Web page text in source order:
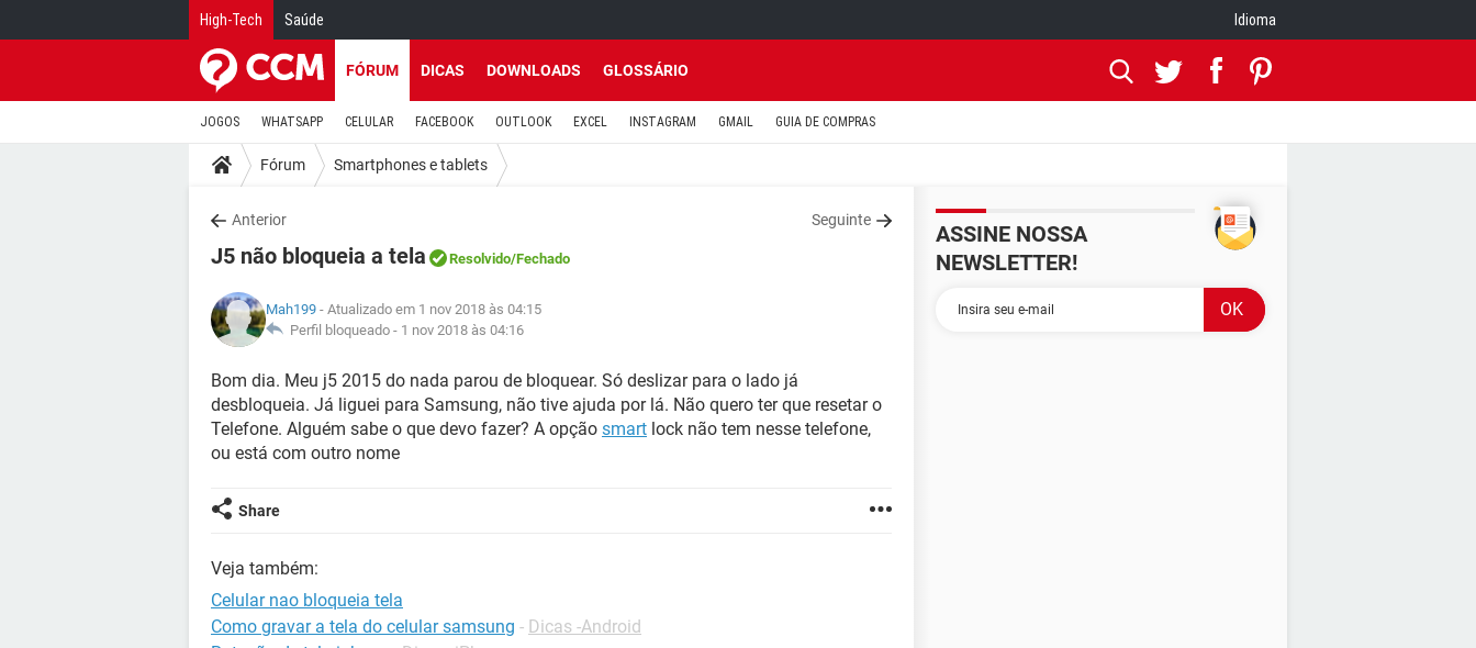
High-Tech Saúde Idioma
FÓRUM DICAS DOWNLOADS GLOSSÁRIO
JOGOS WHATSAPP CELULAR FACEBOOK OUTLOOK EXCEL INSTAGRAM GMAIL GUIA DE COMPRAS
Fórum Smartphones e tablets
Anterior Seguinte
J5 não bloqueia a tela Resolvido/Fechado
Mah199 - Atualizado em 1 nov 2018 às 04:15
Perfil bloqueado - 1 nov 2018 às 04:16
Bom dia. Meu j5 2015 do nada parou de bloquear. Só deslizar para o lado já
desbloqueia. Já liguei para Samsung, não tive ajuda por lá. Não quero ter que resetar o
Telefone. Alguém sabe o que devo fazer? A opção smart lock não tem nesse telefone,
ou está com outro nome
Share
Veja também:
Celular nao bloqueia tela
Como gravar a tela do celular samsung - Dicas -Android
ASSINE NOSSA
NEWSLETTER!